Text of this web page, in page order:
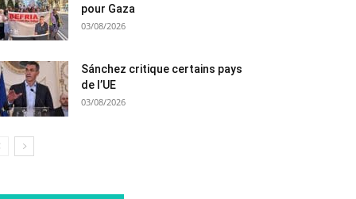
pour Gaza
03/08/2026
Sánchez critique certains pays
de l’UE
03/08/2026